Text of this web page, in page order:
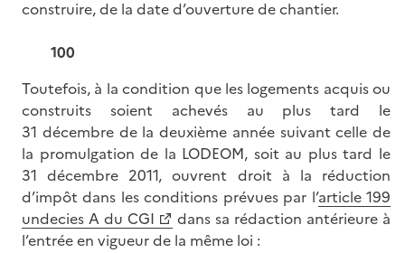
construire, de la date d’ouverture de chantier.
100
Toutefois, à la condition que les logements acquis ou
construits soient achevés au plus tard le
31 décembre de la deuxième année suivant celle de
la promulgation de la LODEOM, soit au plus tard le
31 décembre 2011, ouvrent droit à la réduction
d’impôt dans les conditions prévues par l’article 199
undecies A du CGI
dans sa rédaction antérieure à
l’entrée en vigueur de la même loi :